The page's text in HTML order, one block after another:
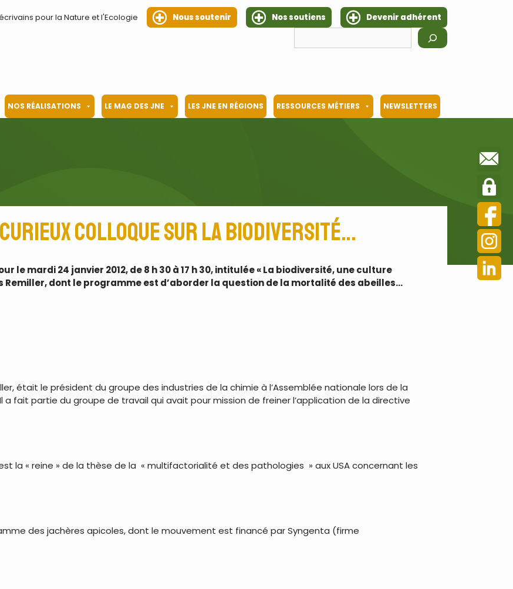
pour la Nature et l'Ecologie Nous soutenir Nos soutiens
Devenir adhérent
NOS RÉALISATIONS LE MAG DES JNE LES JNE EN RÉGIONS RESSOURCES MÉTIERS NEWSLETTERS
colloque sur la biodiversité…
le mardi 24 janvier 2012, de 8 h 30 à 17 h 30, intitulée « La biodiversité, une culture
dont le programme est d’aborder la question de la mortalité des abeilles…
était le président du groupe des industries de la chimie à l’Assemblée nationale lors de la
fait partie du groupe de travail qui avait pour mission de freiner l’application de la directive
la « reine » de la thèse de la « multifactorialité et des pathologies » aux USA concernant les
des jachères apicoles, dont le mouvement est financé par Syngenta (firme